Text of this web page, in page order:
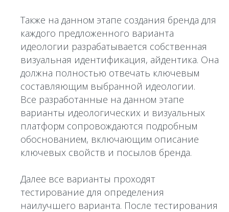
Также на данном этапе создания бренда для
каждого предложенного варианта
идеологии разрабатывается собственная
визуальная идентификация, айдентика. Она
должна полностью отвечать ключевым
составляющим выбранной идеологии.
Все разработанные на данном этапе
варианты идеологических и визуальных
платформ сопровождаются подробным
обоснованием, включающим описание
ключевых свойств и посылов бренда.
Далее все варианты проходят
тестирование для определения
наилучшего варианта. После тестирования